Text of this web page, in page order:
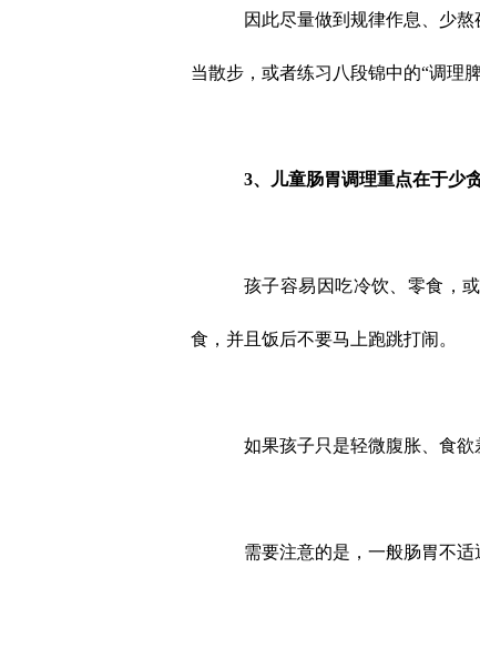
因此尽量做到规律作息、少
当散步，或者练习八段锦中的“调理
3、 儿童肠胃调理重点在于少
孩子容易因吃冷饮、零食，
食，并且饭后不要马上跑跳打闹。
如果孩子只是轻微腹胀、食欲
需要注意的是，一般肠胃不适